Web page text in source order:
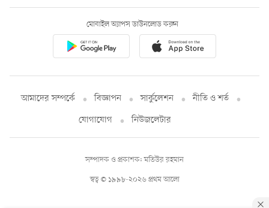
মোবাইল অ্যাপস ডাউনলোড করুন
আমাদের সম্পর্কে বিজ্ঞাপন সার্কুলেশন
নীতি ও শর্ত
যোগাযোগ
নিউজলেটার
স্বত্ব © ১৯৯৮-২০২৬ প্রথম আলো
সম্পাদক ও প্রকাশক: মতিউর রহমান